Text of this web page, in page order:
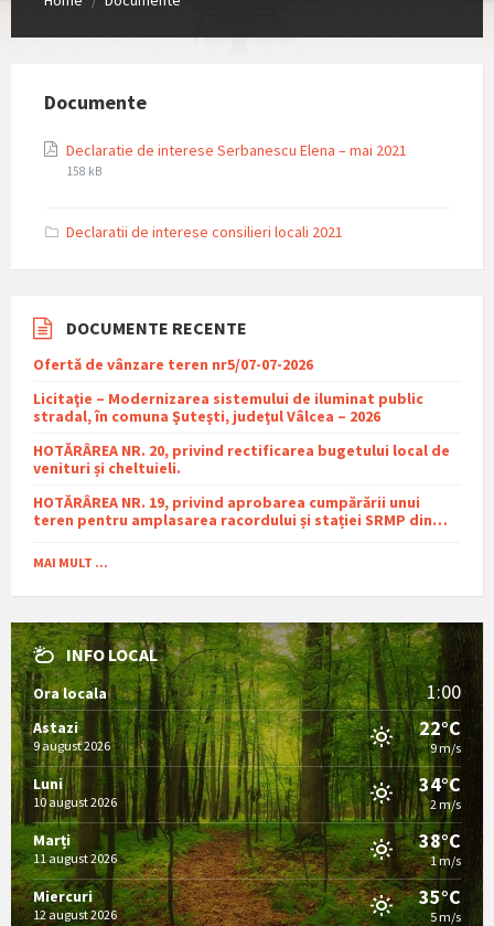
Documente
Declaratie de interese Serbanescu Elena – mai 2021
158 kB
Declaratii de interese consilieri locali 2021
DOCUMENTE RECENTE
Ofertă de vânzare teren nr5/07-07-2026
Licitaţie – Modernizarea sistemului de iluminat public
stradal, în comuna Şuteşti, judeţul Vâlcea – 2026
HOTĂRÂREA NR. 20, privind rectificarea bugetului local de
venituri și cheltuieli.
HOTĂRÂREA NR. 19, privind aprobarea cumpărării unui
teren pentru amplasarea racordului și stației SRMP din
comuna Sutești.
MAI MULT ...
INFO LOCAL
Ora locala 1:00
Astazi
9 august 2026
22°C
9 m/s
Luni
10 august 2026
34°C
2 m/s
Marți
11 august 2026
38°C
1 m/s
Miercuri
12 august 2026
35°C
5 m/s